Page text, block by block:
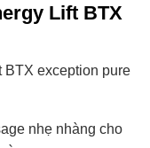
Lift BTX
exception pure
nhẹ nhàng cho